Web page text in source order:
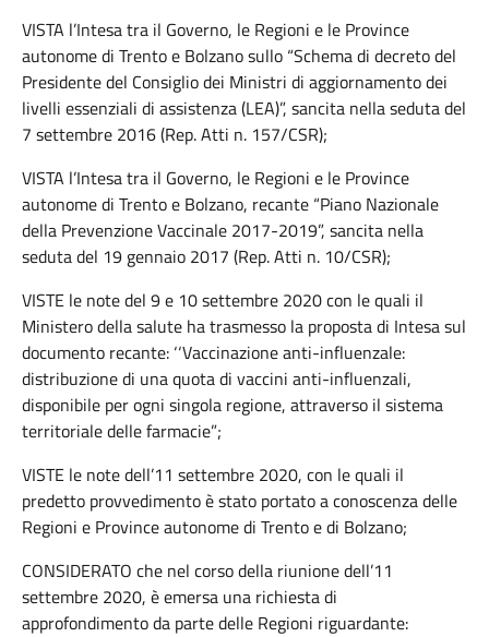
VISTA l’Intesa tra il Governo, le Regioni e le Province
autonome di Trento e Bolzano sullo “Schema di decreto del
Presidente del Consiglio dei Ministri di aggiornamento dei
livelli essenziali di assistenza (LEA)”, sancita nella seduta del
7 settembre 2016 (Rep. Atti n. 157/CSR);
VISTA l’Intesa tra il Governo, le Regioni e le Province
autonome di Trento e Bolzano, recante “Piano Nazionale
della Prevenzione Vaccinale 2017-2019”, sancita nella
seduta del 19 gennaio 2017 (Rep. Atti n. 10/CSR);
VISTE le note del 9 e 10 settembre 2020 con le quali il
Ministero della salute ha trasmesso la proposta di Intesa sul
documento recante: ‘‘Vaccinazione anti-influenzale:
distribuzione di una quota di vaccini anti-influenzali,
disponibile per ogni singola regione, attraverso il sistema
territoriale delle farmacie”;
VISTE le note dell’11 settembre 2020, con le quali il
predetto provvedimento è stato portato a conoscenza delle
Regioni e Province autonome di Trento e di Bolzano;
CONSIDERATO che nel corso della riunione dell’11
settembre 2020, è emersa una richiesta di
approfondimento da parte delle Regioni riguardante: